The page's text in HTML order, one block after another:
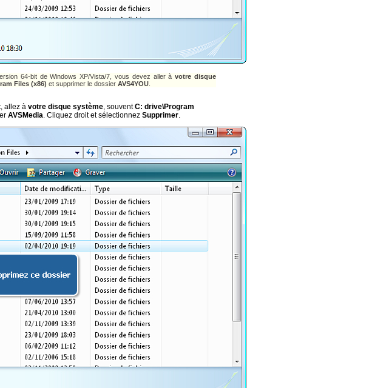
64-bit de Windows XP/Vista/7, vous devez aller àvotre disque
Files (x86) et supprimer le dossier AVS4YOU
allez à votre disque système, souventC: drive\Program
AVSMedia. Cliquez droit et sélectionnez Supprimer.